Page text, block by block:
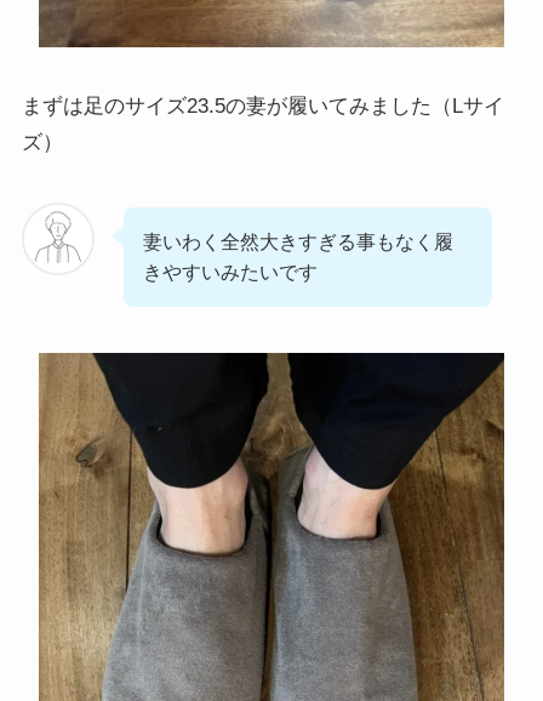
まずは足のサイズ23.5の妻が履いてみました（Lサイ
ズ）
妻いわく全然大きすぎる事もなく履
きやすいみたいです